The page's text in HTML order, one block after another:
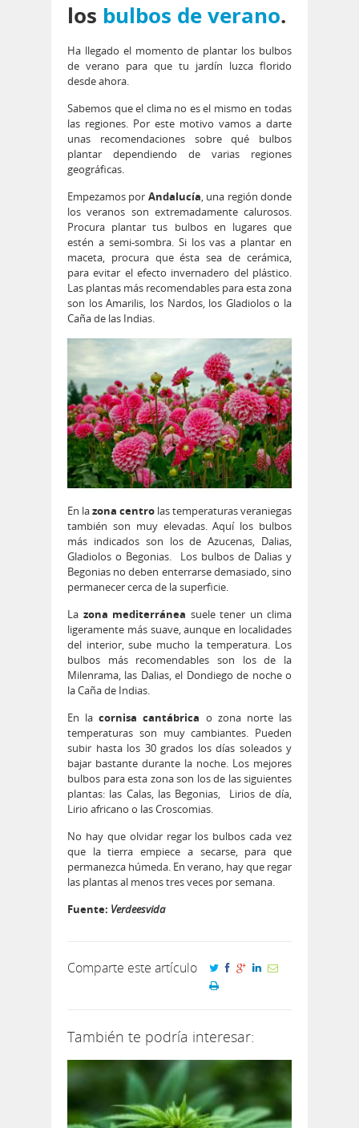
los bulbos de verano.
Ha llegado el momento de plantar los bulbos
de verano para que tu jardín luzca florido
desde ahora.
Sabemos que el clima no es el mismo en todas
las regiones. Por este motivo vamos a darte
unas recomendaciones sobre qué bulbos
plantar dependiendo de varias regiones
geográficas.
Empezamos por Andalucía, una región donde
los veranos son extremadamente calurosos.
Procura plantar tus bulbos en lugares que
estén a semi-sombra. Si los vas a plantar en
maceta, procura que ésta sea de cerámica,
para evitar el efecto invernadero del plástico.
Las plantas más recomendables para esta zona
son los Amarilis, los Nardos, los Gladiolos o la
Caña de las Indias.
En lazona centro las temperaturas veraniegas
también son muy elevadas. Aquí los bulbos
más indicados son los de Azucenas, Dalias,
Gladiolos o Begonias. Los bulbos de Dalias y
Begonias no deben enterrarse demasiado, sino
permanecer cerca de la superficie.
La zona mediterránea suele tener un clima
ligeramente más suave, aunque en localidades
del interior, sube mucho la temperatura. Los
bulbos más recomendables son los de la
Milenrama, las Dalias, el Dondiego de noche o
la Caña de Indias.
En lacornisa cantábrica o zona norte las
temperaturas son muy cambiantes. Pueden
subir hasta los 30 grados los días soleados y
bajar bastante durante la noche. Los mejores
bulbos para esta zona son los de las siguientes
plantas: las Calas, las Begonias, Lirios de día,
Lirio africano o las Croscomias.
No hay que olvidar regar los bulbos cada vez
que la tierra empiece a secarse, para que
permanezca húmeda. En verano, hay que regar
las plantas al menos tres veces por semana.
Fuente: Verdeesvida
Comparte este artículo
También te podría interesar: